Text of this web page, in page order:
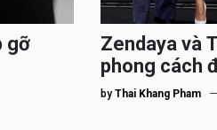
gỡ
Zendaya và
phong cách
bá Spider-
byThai Khang Pham